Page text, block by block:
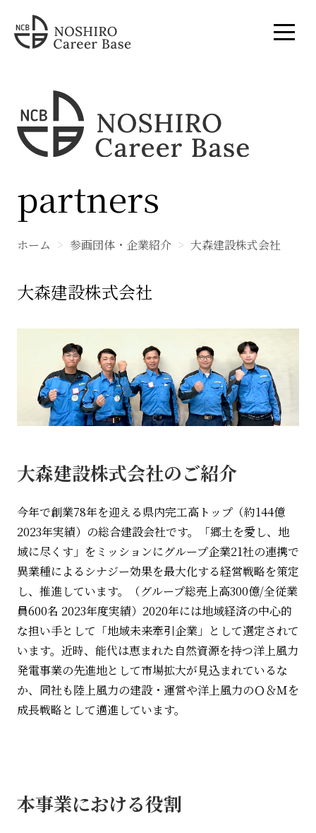
partners
ホーム 参画団体・企業紹介 大森建設株式会社
大森建設株式会社
大森建設株式会社のご紹介
今年で創業78年を迎える県内完工高トップ（約144億
2023年実績）の総合建設会社です。「郷土を愛し、地
域に尽くす」をミッションにグループ企業21社の連携で
異業種によるシナジー効果を最大化する経営戦略を策定
し、推進しています。（グループ総売上高300億/全従業
員600名 2023年度実績）2020年には地域経済の中心的
な担い手として「地域未来牽引企業」として選定されて
います。近時、能代は恵まれた自然資源を持つ洋上風力
発電事業の先進地として市場拡大が見込まれているな
か、同社も陸上風力の建設・運営や洋上風力のＯ＆Ｍを
成長戦略として邁進しています。
本事業における役割